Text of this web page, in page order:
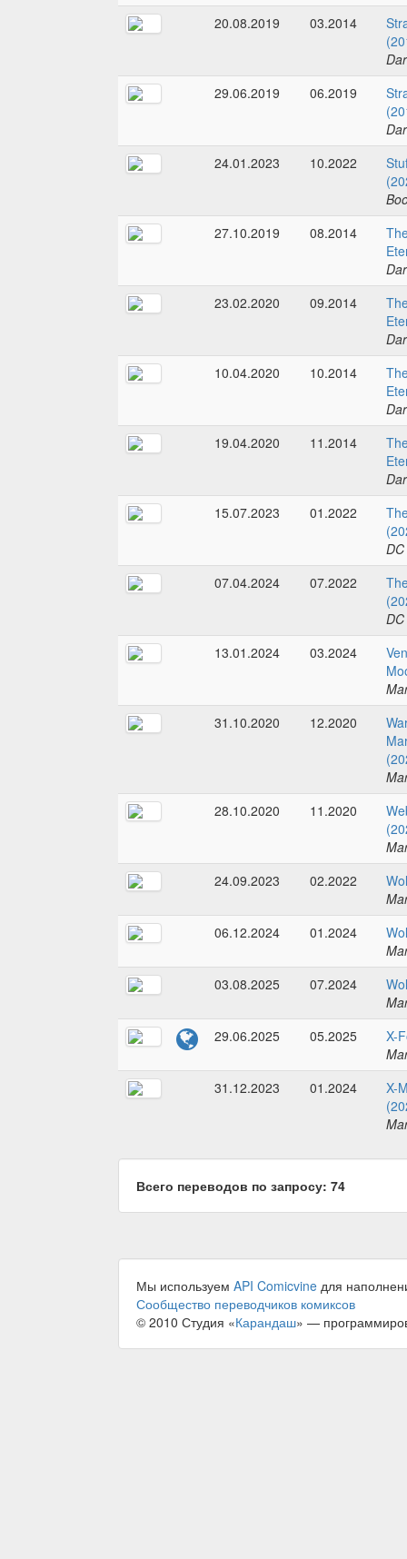
20.08.2019
03.2014
29.06.2019
06.2019
24.01.2023
10.2022
27.10.2019
08.2014
23.02.2020
09.2014
10.04.2020
10.2014
19.04.2020
11.2014
15.07.2023
01.2022
07.04.2024
07.2022
13.01.2024
03.2024
31.10.2020
12.2020
28.10.2020
11.2020
24.09.2023
02.2022
06.12.2024
01.2024
03.08.2025
07.2024
29.06.2025
05.2025
X-
31.12.2023
01.2024
X-
Всего переводов по запросу: 74
Мы используем API Comicvine для
Сообщество переводчиков комиксов
© 2010 Студия «Карандаш» —